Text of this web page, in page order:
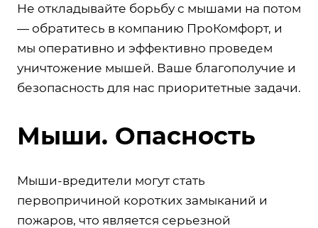
Не откладывайте борьбу с мышами на потом
— обратитесь в компанию ПроКомфорт, и
мы оперативно и эффективно проведем
уничтожение мышей. Ваше благополучие и
безопасность для нас приоритетные задачи.
Мыши. Опасность
Мыши-вредители могут стать
первопричиной коротких замыканий и
пожаров, что является серьезной